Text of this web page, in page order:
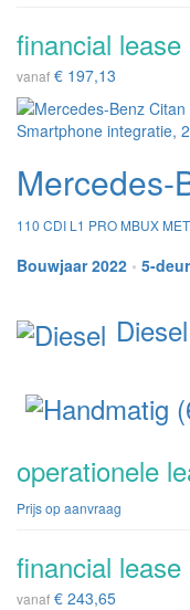
financial lease
vanaf € 197,13
Mercedes-
Bouwjaar 2022 • 5-
Diesel
operationele
Prijs op aanvraag
financial lease
vanaf € 243,65